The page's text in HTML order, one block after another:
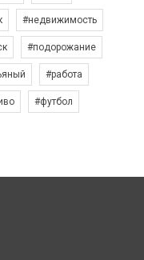
#недвижимость
#подорожание
#работа
#футбол